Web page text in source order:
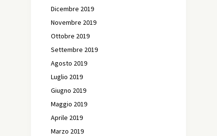
Dicembre 2019
Novembre 2019
Ottobre 2019
Settembre 2019
Agosto 2019
Luglio 2019
Giugno 2019
Maggio 2019
Aprile 2019
Marzo 2019